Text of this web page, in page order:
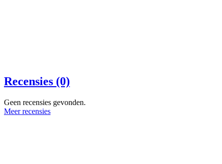
Recensies (0)
Geen recensies gevonden.
Meer recensies